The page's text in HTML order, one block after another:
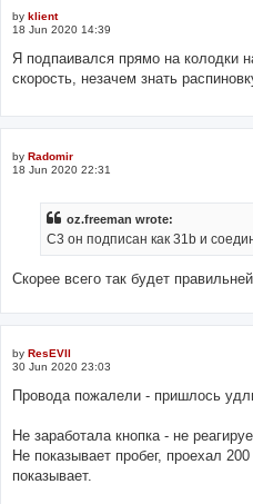
by klient
18 Jun 2020 14:39
Я подпаивался прямо на колодки
скорость, незачем знать
by Radomir
18 Jun 2020 22:31
oz.freeman wrote:
С3 он подписан как 31b и
Скорее всего так будет
by ResEVIl
30 Jun 2020 23:03
Провода пожалели - пришлось
Не заработала кнопка - не
Не показывает пробег, проехал
показывает.